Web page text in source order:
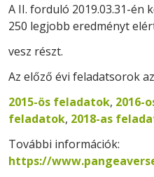
A II. forduló 2019.03.31-én
250 legjobb eredményt
vesz részt.
Az előző évi feladatsorok
2015-ös feladatok, 2016-
feladatok, 2018-as
További információk:
https://